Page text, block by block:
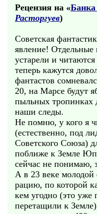
Рецензия на «Банка
Расторгуев)
Советская
явление! Отдельные
устарели и
теперь кажутся
фантастов
20, на Марсе будут
пыльных тропинках
наши следы.
Не помню, у кого я
(естественно, под
Советского Союза)
поближе к Земле
сейчас не понимаю,
А в 23 веке молодой
рацию, по которой
кем угодно (это уже
перетащили к